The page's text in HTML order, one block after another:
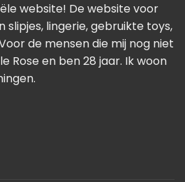
website! De website voor
slipjes, lingerie, gebruikte toys,
de mensen die mij nog niet
Rose en ben 28 jaar. Ik woon